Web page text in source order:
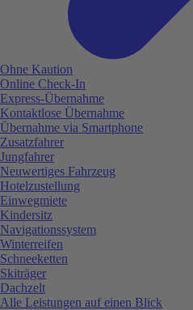
Ohne Kaution
Online Check-In
Express-Übernahme
Kontaktlose Übernahme
Übernahme via Smartphone
Zusatzfahrer
Jungfahrer
Neuwertiges Fahrzeug
Hotelzustellung
Einwegmiete
Kindersitz
Navigationssystem
Winterreifen
Schneeketten
Skiträger
Dachzelt
Alle Leistungen auf einen Blick